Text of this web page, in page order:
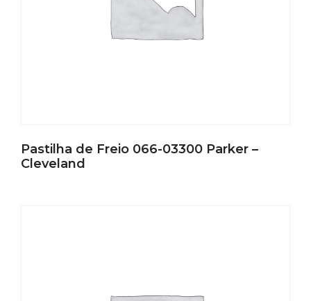
Pastilha de Freio 066-03300 Parker –
Cleveland